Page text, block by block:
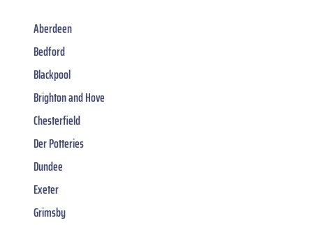
Aberdeen
Bedford
Blackpool
Brighton and Hove
Chesterfield
Der Potteries
Dundee
Exeter
Grimsby